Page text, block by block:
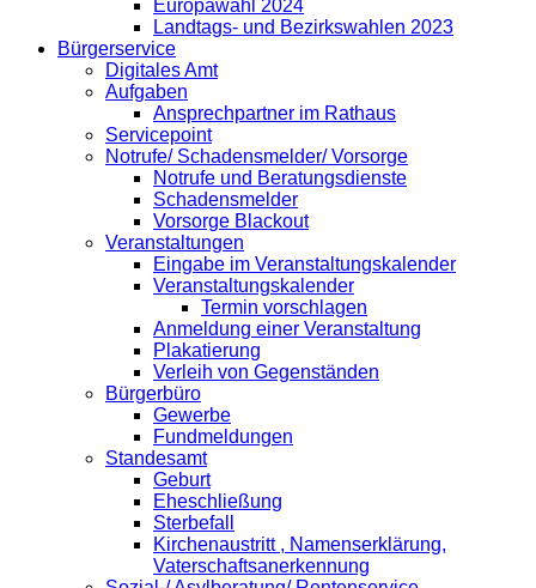
Europawahl 2024
Landtags- und Bezirkswahlen 2023
Bürgerservice
Digitales Amt
Aufgaben
Ansprechpartner im Rathaus
Servicepoint
Notrufe/ Schadensmelder/ Vorsorge
Notrufe und Beratungsdienste
Schadensmelder
Vorsorge Blackout
Veranstaltungen
Eingabe im Veranstaltungskalender
Veranstaltungskalender
Termin vorschlagen
Anmeldung einer Veranstaltung
Plakatierung
Verleih von Gegenständen
Bürgerbüro
Gewerbe
Fundmeldungen
Standesamt
Geburt
Eheschließung
Sterbefall
Kirchenaustritt , Namenserklärung,
Vaterschaftsanerkennung